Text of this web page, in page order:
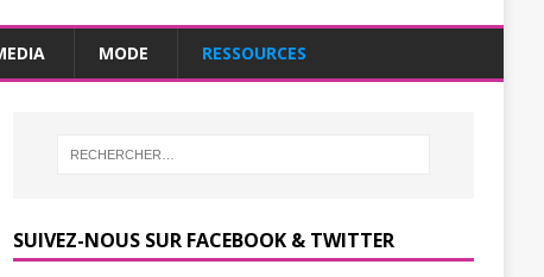
MODE RESSOURCES
SUIVEZ-NOUS SUR FACEBOOK & TWITTER